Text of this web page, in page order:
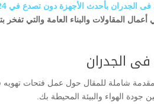
الجدران بأحدث الأجهزة دون تصدع في 2024
المقاولات والبناء العامة والتي تفخر
الجدران
شاملة للمقال حول عمل فتحات تهويه
الهواء والبيئة المحيطة بك.